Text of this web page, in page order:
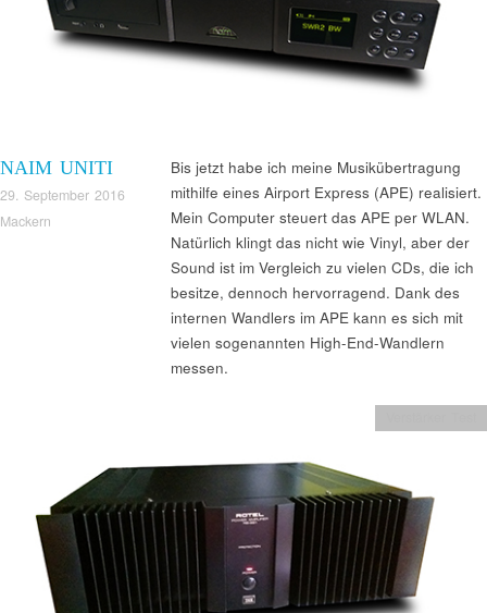
NAIM UNITI
29. September 2016
Mackern
Bis jetzt habe ich meine Musikübertragung
mithilfe eines Airport Express (APE) realisiert.
Mein Computer steuert das APE per WLAN.
Natürlich klingt das nicht wie Vinyl, aber der
Sound ist im Vergleich zu vielen CDs, die ich
besitze, dennoch hervorragend. Dank des
internen Wandlers im APE kann es sich mit
vielen sogenannten High-End-Wandlern
messen.